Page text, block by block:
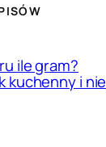
ile gram?
kuchenny i nie